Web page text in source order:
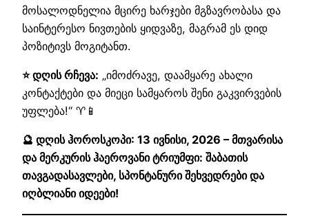
მოსალოდნელია მცირე ხარჯები მგზავრობასა და
საინტერესო ნივთების ყიდვაზე, მაგრამ ეს დიდ
პოზიტივს მოგიტანთ.
⭐ დღის რჩევა: „იმოძრავე, დაამყარე ახალი
კონტაქტები და მიეცი სამყაროს შენი გაკვირვების
უფლება!“ ♈📱
🔮 დღის ჰოროსკოპი: 13 ივნისი, 2026 – მთვარისა
და მერკურის ჰაეროვანი ტრიუმფი: შაბათის
თავგადასავლები, სპონტანური შეხვედრები და
იღბლიანი იდეები!